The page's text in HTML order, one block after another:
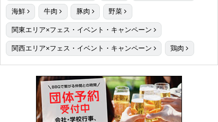
海鮮 牛肉 豚肉 野菜
関東エリア×フェス・イベント・キャンペーン
関西エリア×フェス・イベント・キャンペーン 鶏肉